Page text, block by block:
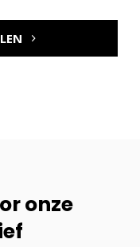
onze